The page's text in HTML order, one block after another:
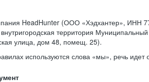
HeadHunter (ООО «Хэдхантер», ИНН
территория Муниципальный
улица, дом 48, помещ. 25).
используются слова «мы», речь